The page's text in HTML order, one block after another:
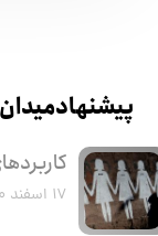
پیشنهاد میدان
۱۷ اسفند ۱۴۰۰